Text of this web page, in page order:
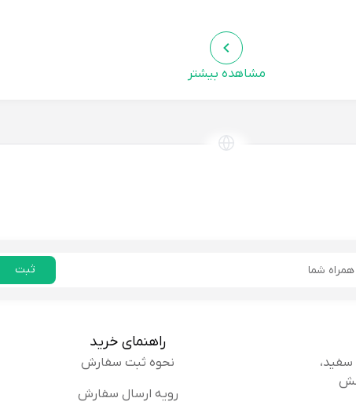
مشاهده بیشتر
ثبت
راهنمای خرید
نحوه ثبت سفارش
رویه ارسال سفارش